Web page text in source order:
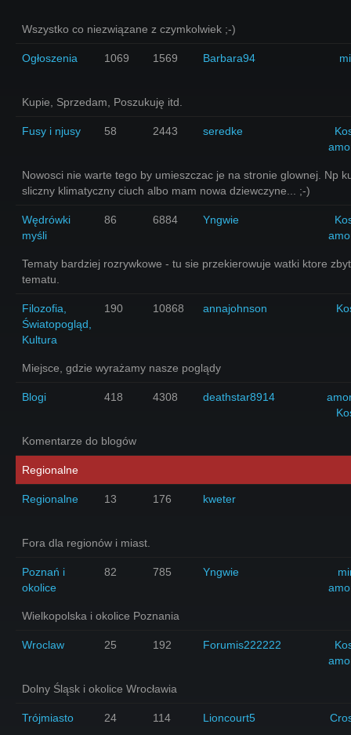
Wszystko co niezwiązane z czymkolwiek ;-)
Ogłoszenia 1069 1569 Barbara94
Kupie, Sprzedam, Poszukuję itd.
Fusy i njusy 58 2443 seredke
Nowosci nie warte tego by umieszczac je na stronie glownej. Np
sliczny klimatyczny ciuch albo mam nowa dziewczyne... ;-)
Wędrówki
myśli
86 6884 Yngwie
Tematy bardziej rozrywkowe - tu sie przekierowuje watki ktore
tematu.
Filozofia,
Światopogląd,
Kultura
190 10868 annajohnson
Miejsce, gdzie wyrażamy nasze poglądy
Blogi 418 4308 deathstar8914
Komentarze do blogów
Regionalne
Regionalne 13 176 kweter
Fora dla regionów i miast.
Poznań i
okolice
82 785 Yngwie
Wielkopolska i okolice Poznania
Wroclaw 25 192 Forumis222222
Dolny Śląsk i okolice Wrocławia
Trójmiasto 24 114 Lioncourt5